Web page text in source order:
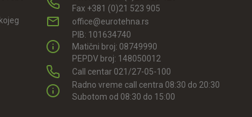
Fax +381 (0)21 523 905
office@eurotehna.rs
PIB: 101634740
Matični broj: 08749990
PEPDV broj: 148050012
Call centar 021/27-05-100
Radno vreme call centra 08:30 do 20:30
Subotom od 08:30 do 15:00